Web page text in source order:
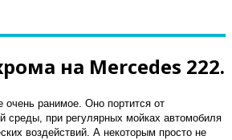
на Mercedes 222.
очень ранимое. Оно портится от
среды, при регулярных мойках автомобиля
воздействий. А некоторым просто не